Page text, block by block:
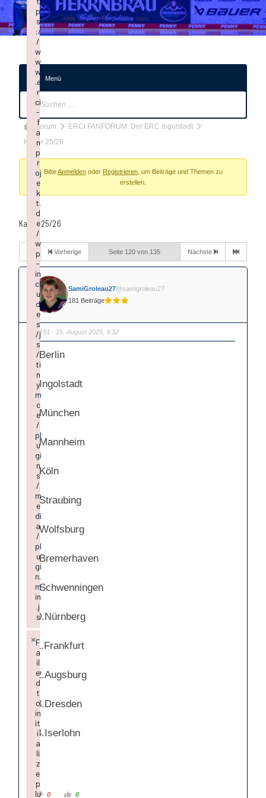
Menü
Forum-
Navigation
Forum-
Breadcrumbs
-
hier:
Forum
ERCI FANFORUM: Der ERC Ingolstadt
Kader 25/26
BitteAnmeldenoder Registrieren, um Beiträge und Themen zu
erstellen.
Kader 25/26
Vorherige Seite 120 von 135 Nächste
SamiGroleau27@samigroleau27
181 Beiträge
#1191 · 15. August 2025, 9:32
1.Berlin
2.Ingolstadt
3.München
4.Mannheim
5.Köln
6.Straubing
7.Wolfsburg
8.Bremerhaven
9.Schwenningen
10.Nürnberg
11.Frankfurt
12.Augsburg
13.Dresden
14.Iserlohn
A 0
A 0
p
s
:/
/
w
w
w
.e
r
ci
-
f
a
n
p
r
oj
e
k
t.
d
e
/
w
p
-
in
cl
u
d
e
s
/j
s
/
ti
n
y
m
c
e
/
pl
u
gi
n
s
/
m
e
di
a
/
pl
u
gi
n.
m
in
.j
s
Failed to load plugin: media from url https://www.erci-
F
a
il
e
d
t
o
in
it
i
a
li
z
e
p
lu
×